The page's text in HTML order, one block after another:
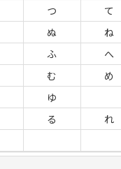
つ て
ぬ ね
ふ へ
む め
ゆ
る れ